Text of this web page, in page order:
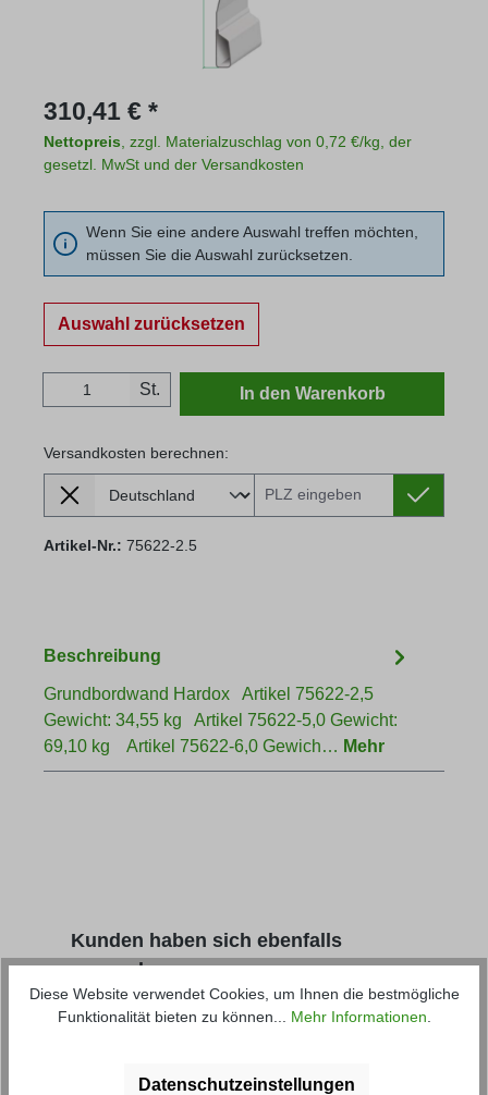
Regulärer Preis:
310,41 € *
Nettopreis , zzgl. Materialzuschlag von 0,72 €/kg, der
gesetzl. MwSt und der Versandkosten
Wenn Sie eine andere Auswahl treffen möchten,
müssen Sie die Auswahl zurücksetzen.
Auswahl zurücksetzen
Produkt Anzahl: Gib den gewünschten
St. In den Warenkorb
Versandkosten berechnen:
Lieferland
Versandkosten berechnen:
Artikel-Nr.: 75622-2.5
Beschreibung
Grundbordwand Hardox Artikel 75622-2,5
Gewicht: 34,55 kg Artikel 75622-5,0 Gewicht:
69,10 kg Artikel 75622-6,0 Gewich… Mehr
Produktgalerie überspringen
Kunden haben sich ebenfalls
angesehen
Diese Website verwendet Cookies, um Ihnen die bestmögliche
Funktionalität bieten zu können... Mehr Informationen
Datenschutzeinstellungen